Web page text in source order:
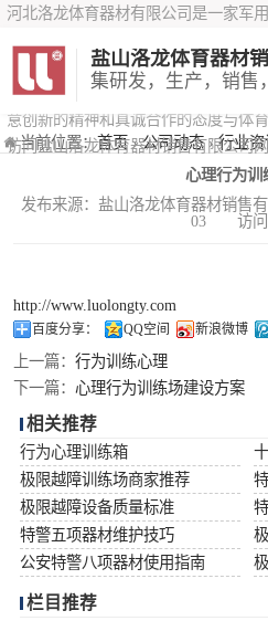
河北洛龙体育器材有限公司是一家军
*训练器材、400米障碍器材、军用单
练器材，咨询攀岩墙价格？在线咨询
意创新的精神和真诚合作的态度与体
访问盐山洛龙体育器材销售有限公司
盐山洛龙体育器材
当前位置：首页›公司动态›行业资
心理行为训
发布来源：盐山洛龙体育器材销
03 访问
http://www.luolongty.com
百度分享： QQ空间 新浪微博
上一篇： 行为训练心理
下一篇： 心理行为训练场建设方案
相关推荐
行为心理训练箱
极限越障训练场商家推荐
极限越障设备质量标准
特警五项器材维护技巧
公安特警八项器材使用指南
栏目推荐
200米障碍器材
心理行为训练器
警犬训练器材
军用单双杠
400米障碍器材